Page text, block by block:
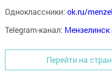
Одноклассники: ok.ru/
Telegram-канал:
Перейти на